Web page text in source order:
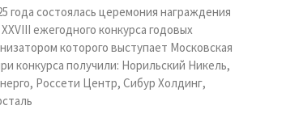
года состоялась церемония награждения
ежегодного конкурса годовых
которого выступает Московская
конкурса получили: Норильский Никель,
Россети Центр, Сибур Холдинг,